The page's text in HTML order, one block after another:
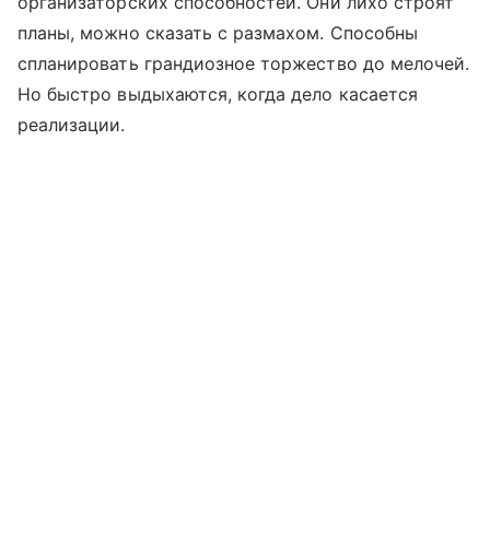
планы, можно сказать с размахом. Способны
спланировать грандиозное торжество до мелочей.
Но быстро выдыхаются, когда дело касается
реализации.